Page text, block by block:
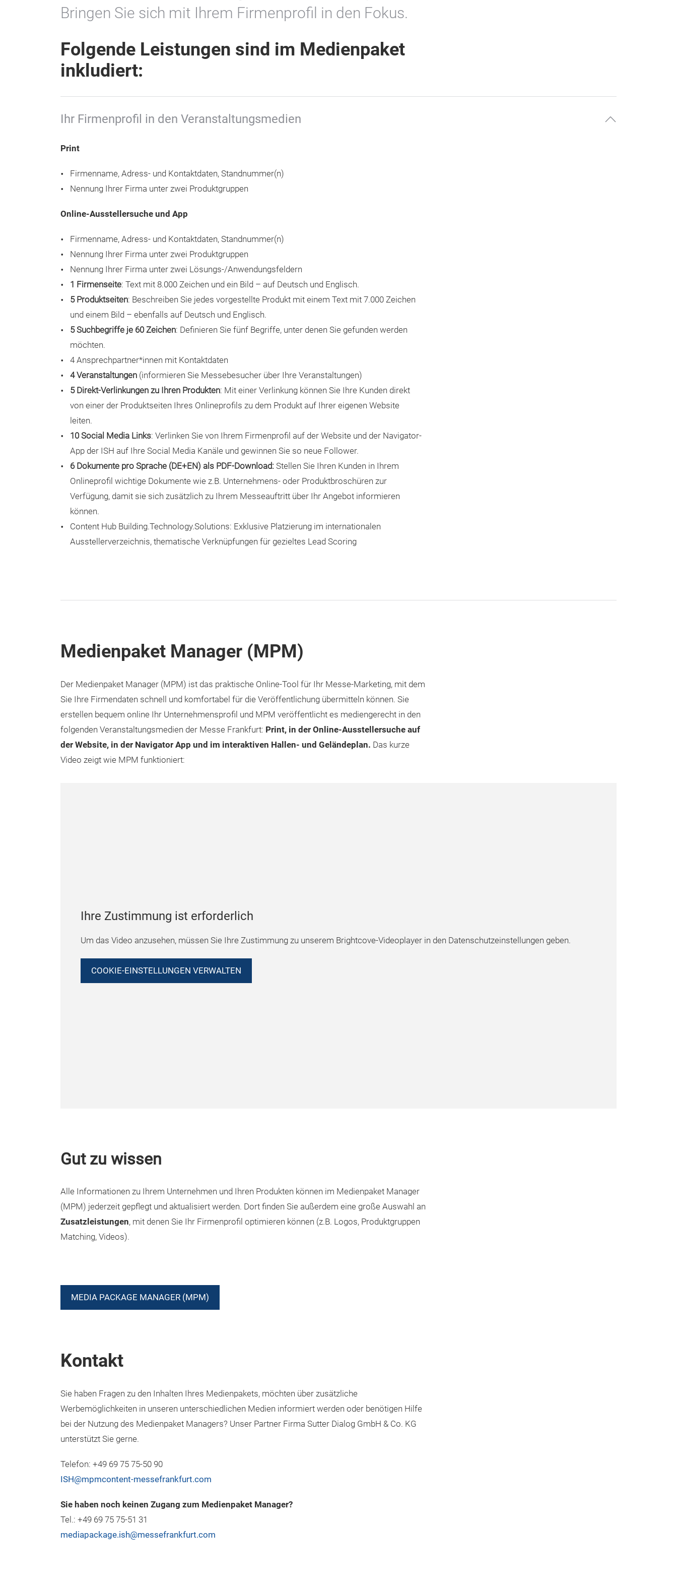
Bringen Sie sich mit Ihrem Firmenprofil in den Fokus.
Folgende Leistungen sind im Medienpaket
inkludiert:
Ihr Firmenprofil in den Veranstaltungsmedien
Print
Firmenname, Adress- und Kontaktdaten, Standnummer(n)
Nennung Ihrer Firma unter zwei Produktgruppen
Online-Ausstellersuche und App
Firmenname, Adress- und Kontaktdaten, Standnummer(n)
Nennung Ihrer Firma unter zwei Produktgruppen
Nennung Ihrer Firma unter zwei Lösungs-/Anwendungsfeldern
1 Firmenseite: Text mit 8.000 Zeichen und ein Bild – auf Deutsch und Englisch.
5 Produktseiten: Beschreiben Sie jedes vorgestellte Produkt mit einem Text mit 7.000 Zeichen
und einem Bild – ebenfalls auf Deutsch und Englisch.
5 Suchbegriffe je 60 Zeichen: Definieren Sie fünf Begriffe, unter denen Sie gefunden werden
möchten.
4 Ansprechpartner*innen mit Kontaktdaten
4 Veranstaltungen (informieren Sie Messebesucher über Ihre Veranstaltungen)
5 Direkt-Verlinkungen zu Ihren Produkten: Mit einer Verlinkung können Sie Ihre Kunden direkt
von einer der Produktseiten Ihres Onlineprofils zu dem Produkt auf Ihrer eigenen Website
leiten.
10 Social Media Links: Verlinken Sie von Ihrem Firmenprofil auf der Website und der Navigator-
App der ISH auf Ihre Social Media Kanäle und gewinnen Sie so neue Follower.
6 Dokumente pro Sprache (DE+EN) als PDF-Download: Stellen Sie Ihren Kunden in Ihrem
Onlineprofil wichtige Dokumente wie z.B. Unternehmens- oder Produktbroschüren zur
Verfügung, damit sie sich zusätzlich zu Ihrem Messeauftritt über Ihr Angebot informieren
können.
Content Hub Building.Technology.Solutions: Exklusive Platzierung im internationalen
Ausstellerverzeichnis, thematische Verknüpfungen für gezieltes Lead Scoring
Medienpaket Manager (MPM)
Der Medienpaket Manager (MPM) ist das praktische Online-Tool für Ihr Messe-Marketing, mit dem
Sie Ihre Firmendaten schnell und komfortabel für die Veröffentlichung übermitteln können. Sie
erstellen bequem online Ihr Unternehmensprofil und MPM veröffentlicht es mediengerecht in den
folgenden Veranstaltungsmedien der Messe Frankfurt: Print, in der Online-Ausstellersuche auf
der Website, in der Navigator App und im interaktiven Hallen- und Geländeplan. Das kurze
Video zeigt wie MPM funktioniert:
Ihre Zustimmung ist erforderlich
Um das Video anzusehen, müssen Sie Ihre Zustimmung zu unserem Brightcove-Videoplayer in den Datenschutzeinstellungen geben.
COOKIE-EINSTELLUNGEN VERWALTEN
Gut zu wissen
Alle Informationen zu Ihrem Unternehmen und Ihren Produkten können im Medienpaket Manager
(MPM) jederzeit gepflegt und aktualisiert werden. Dort finden Sie außerdem eine große Auswahl an
Zusatzleistungen, mit denen Sie Ihr Firmenprofil optimieren können (z.B. Logos, Produktgruppen
Matching, Videos).
MEDIA PACKAGE MANAGER (MPM)
Kontakt
Sie haben Fragen zu den Inhalten Ihres Medienpakets, möchten über zusätzliche
Werbemöglichkeiten in unseren unterschiedlichen Medien informiert werden oder benötigen Hilfe
bei der Nutzung des Medienpaket Managers? Unser Partner Firma Sutter Dialog GmbH & Co. KG
unterstützt Sie gerne.
Telefon: +49 69 75 75-50 90
ISH@mpmcontent-messefrankfurt.com
Sie haben noch keinen Zugang zum Medienpaket Manager?
Tel.: +49 69 75 75-51 31
mediapackage.ish@messefrankfurt.com